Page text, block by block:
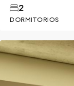
DORMITORIOS
2